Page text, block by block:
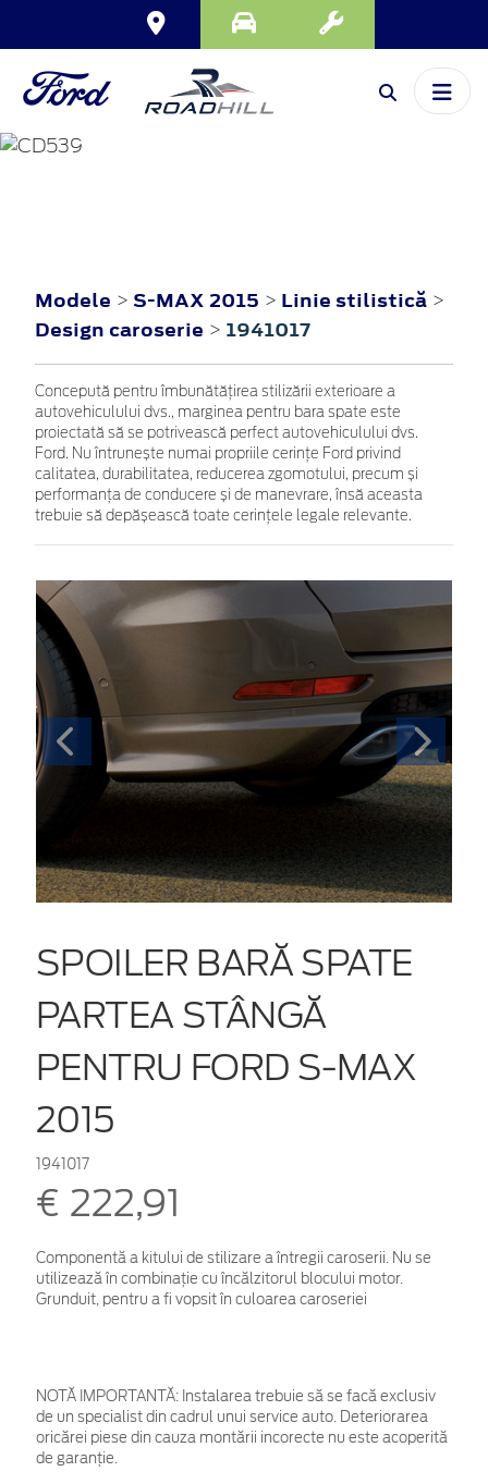
S-MAX
Modele > S-MAX 2015 > Linie stilistică >
Design caroserie > 1941017
Concepută pentru îmbunătățirea stilizării exterioare a
autovehiculului dvs., marginea pentru bara spate este
proiectată să se potrivească perfect autovehiculului dvs.
Ford. Nu întrunește numai propriile cerințe Ford privind
calitatea, durabilitatea, reducerea zgomotului, precum și
performanța de conducere și de manevrare, însă aceasta
trebuie să depășească toate cerințele legale relevante.
SPOILER BARĂ SPATE
PARTEA STÂNGĂ
PENTRU FORD S-MAX
2015
1941017
€ 222,91
Componentă a kitului de stilizare a întregii caroserii. Nu se
utilizează în combinație cu încălzitorul blocului motor.
Grunduit, pentru a fi vopsit în culoarea caroseriei
NOTĂ IMPORTANTĂ: Instalarea trebuie să se facă exclusiv
de un specialist din cadrul unui service auto. Deteriorarea
oricărei piese din cauza montării incorecte nu este acoperită
de garanţie.